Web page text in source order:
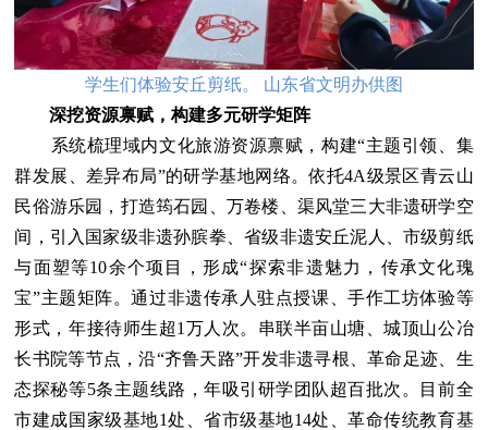
学生们体验安丘剪纸。 山东省文明办供图
深挖资源禀赋，构建多元研学矩阵
系统梳理域内文化旅游资源禀赋，构建“主题引领、集
群发展、差异布局”的研学基地网络。依托4A级景区青云山
民俗游乐园，打造筠石园、万卷楼、渠风堂三大非遗研学空
间，引入国家级非遗孙膑拳、省级非遗安丘泥人、市级剪纸
与面塑等10余个项目，形成“探索非遗魅力，传承文化瑰
宝”主题矩阵。通过非遗传承人驻点授课、手作工坊体验等
形式，年接待师生超1万人次。串联半亩山塘、城顶山公冶
长书院等节点，沿“齐鲁天路”开发非遗寻根、革命足迹、生
态探秘等5条主题线路，年吸引研学团队超百批次。目前全
市建成国家级基地1处、省市级基地14处、革命传统教育基